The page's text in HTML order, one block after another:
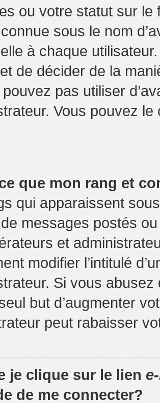
ou votre statut sur
sous le nom
à chaque utilisateur.
de décider de la
pas utiliser
Vous pouvez
que mon rang et
qui apparaissent
messages postés
et
modifier l’intitulé
Si vous
but d’augmenter
peut rabaisser
je clique sur le lien
de me connecter?